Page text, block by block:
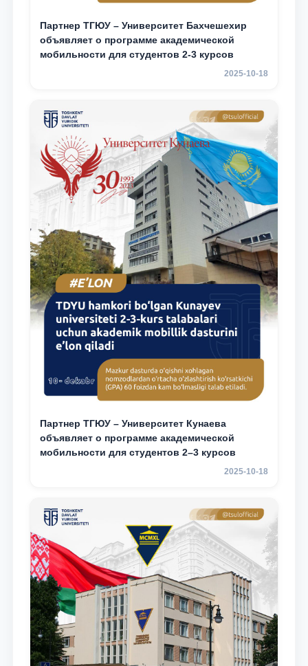
Партнер ТГЮУ – Университет Бахчешехир
объявляет о программе академической
мобильности для студентов 2-3 курсов
2025-10-18
Партнер ТГЮУ – Университет Кунаева
объявляет о программе академической
мобильности для студентов 2–3 курсов
2025-10-18